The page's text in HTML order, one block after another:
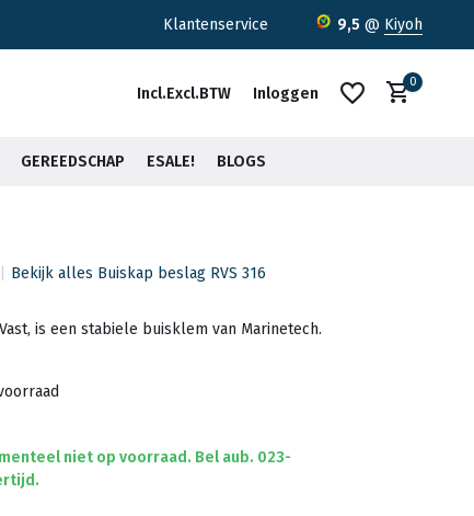
verzending <30kg vanaf €75,-*
Klantenservice 9,5 @ Kiyoh
Incl.Excl.BTW Inloggen
0
GEREEDSCHAP ESALE! BLOGS
Bekijk alles Buiskap beslag RVS 316
is een stabiele buisklem van Marinetech.
niet op voorraad. Bel aub. 023-